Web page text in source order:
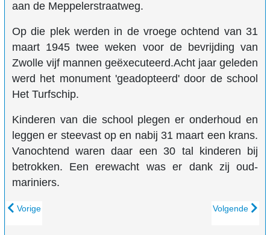
aan de Meppelerstraatweg.
Op die plek werden in de vroege ochtend van 31
maart 1945 twee weken voor de bevrijding van
Zwolle vijf mannen geëxecuteerd.Acht jaar geleden
werd het monument 'geadopteerd' door de school
Het Turfschip.
Kinderen van die school plegen er onderhoud en
leggen er steevast op en nabij 31 maart een krans.
Vanochtend waren daar een 30 tal kinderen bij
betrokken. Een erewacht was er dank zij oud-
mariniers.
Vorig artikel: Slachtoffers tweede wereldoorlog herdacht
Vorige Volgende
Volgende